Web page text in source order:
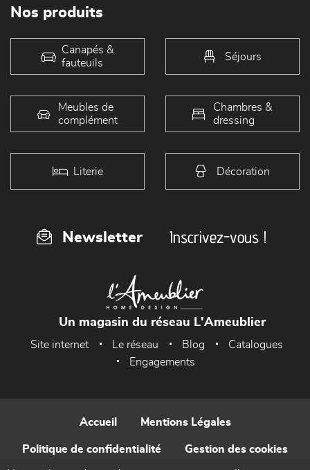
Nos produits
Canapés &
fauteuils
Séjours
Meubles de
complément
Chambres &
dressing
Literie Décoration
Newsletter Inscrivez-vous !
Un magasin du réseau L'Ameublier
Site internet Le réseau Blog
Catalogues
Engagements
Accueil Mentions Légales
Politique de confidentialité Gestion des cookies